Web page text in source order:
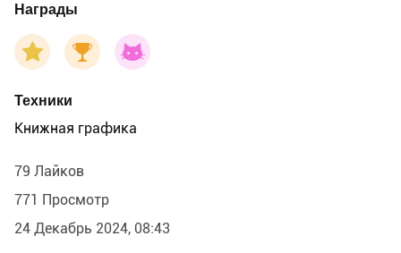
Награды
Техники
Книжная графика
79 Лайков
771 Просмотр
24 Декабрь 2024, 08:43